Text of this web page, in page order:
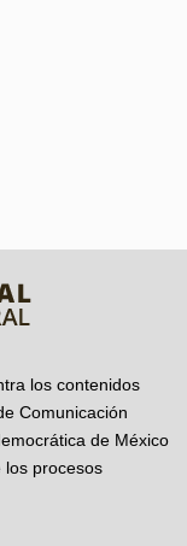
los contenidos
Comunicación
de México
los procesos